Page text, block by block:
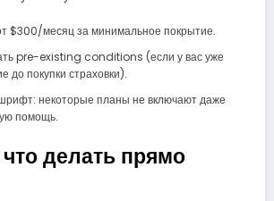
$300/месяц за минимальное покрытие.
pre-existing conditions (если у вас уже
до покупки страховки).
некоторые планы не включают даже
помощь.
делать прямо